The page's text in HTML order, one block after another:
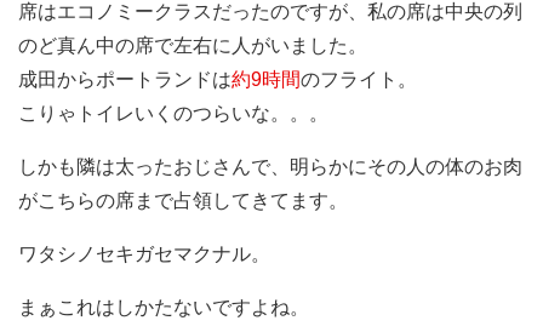
席はエコノミークラスだったのですが、私の席は中央の列
のど真ん中の席で左右に人がいました。
成田からポートランドは約9時間のフライト 。
こりゃトイレいくのつらいな。。。
しかも隣は太ったおじさんで、明らかにその人の体のお肉
がこちらの席まで占領してきてます。
ワタシノセキガセマクナル。
まぁこれはしかたないですよね。